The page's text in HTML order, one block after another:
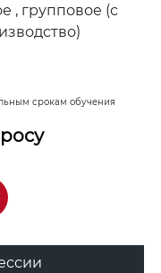
, групповое (с
срокам обучения